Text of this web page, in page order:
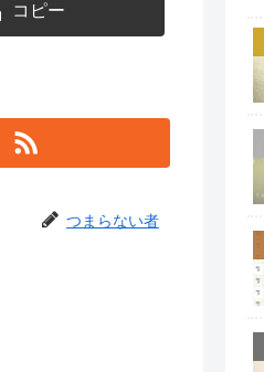
コピー
つまらない者